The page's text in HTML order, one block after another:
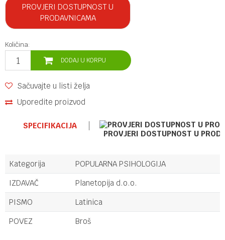
PROVJERI DOSTUPNOST U
PRODAVNICAMA
Količina:
DODAJ U KORPU
Sačuvajte u listi želja
Uporedite proizvod
SPECIFIKACIJA
PROVJERI DOSTUPNOST U
Kategorija
POPULARNA PSIHOLOGIJA
IZDAVAČ
Planetopija d.o.o.
PISMO
Latinica
POVEZ
Broš